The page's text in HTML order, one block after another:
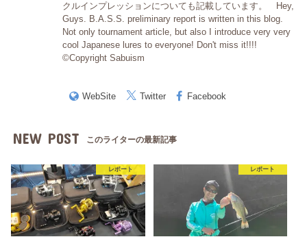
クルインプレッションについても記載しています。 Hey,
Guys. B.A.S.S. preliminary report is written in this blog.
Not only tournament article, but also I introduce very very
cool Japanese lures to everyone! Don't miss it!!!!
©Copyright Sabuism
WebSite Twitter Facebook
NEW POST このライターの最新記事
レポート レポート